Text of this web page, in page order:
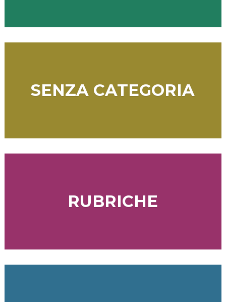
SENZA CATEGORIA
RUBRICHE